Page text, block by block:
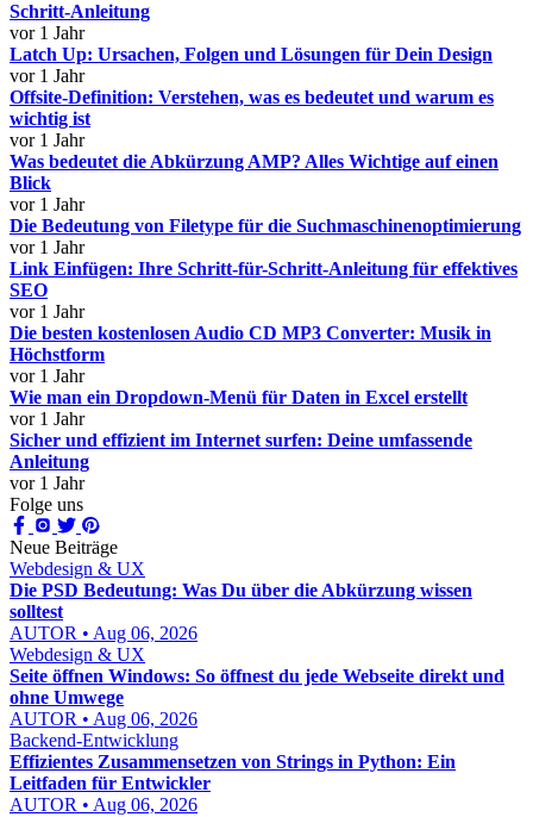
Schritt-Anleitung
vor 1 Jahr
Latch Up: Ursachen, Folgen und Lösungen für Dein Design
vor 1 Jahr
Offsite-Definition: Verstehen, was es bedeutet und warum es
wichtig ist
vor 1 Jahr
Was bedeutet die Abkürzung AMP? Alles Wichtige auf einen
Blick
vor 1 Jahr
Die Bedeutung von Filetype für die Suchmaschinenoptimierung
vor 1 Jahr
Link Einfügen: Ihre Schritt-für-Schritt-Anleitung für effektives
SEO
vor 1 Jahr
Die besten kostenlosen Audio CD MP3 Converter: Musik in
Höchstform
vor 1 Jahr
Wie man ein Dropdown-Menü für Daten in Excel erstellt
vor 1 Jahr
Sicher und effizient im Internet surfen: Deine umfassende
Anleitung
vor 1 Jahr
Folge uns
Neue Beiträge
Webdesign & UX
Die PSD Bedeutung: Was Du über die Abkürzung wissen
solltest
AUTOR • Aug 06, 2026
Webdesign & UX
Seite öffnen Windows: So öffnest du jede Webseite direkt und
ohne Umwege
AUTOR • Aug 06, 2026
Backend-Entwicklung
Effizientes Zusammensetzen von Strings in Python: Ein
Leitfaden für Entwickler
AUTOR • Aug 06, 2026